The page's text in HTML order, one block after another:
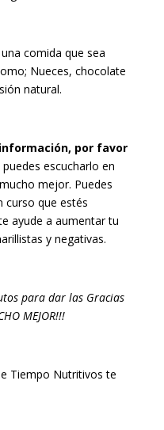
comida que sea
Nueces, chocolate
natural.
por favor
escucharlo en
mejor. Puedes
curso que estés
ayude a aumentar tu
y negativas.
para dar las Gracias
MEJOR!!!
Tiempo Nutritivos te